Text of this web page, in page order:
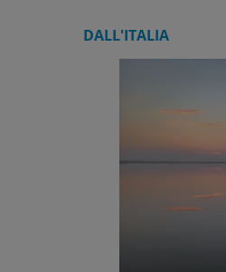
DALL'ITALIA